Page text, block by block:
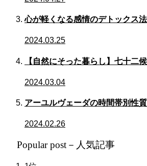
心が軽くなる感情のデトックス法
2024.03.25
【自然にそった暮らし】七十二
2024.03.04
アーユルヴェーダの時間帯別性
2024.02.26
Popular post－人気記事